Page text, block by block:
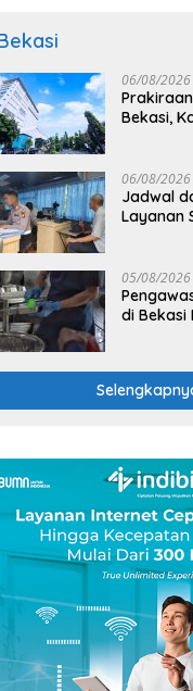
06/08/2026
Bekasi,
06/08/2026
Jadwal
Layanan
05/08/2026
di Bekasi